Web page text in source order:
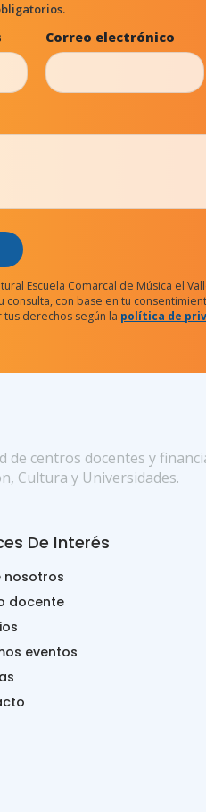
Correo electrónico
Escuela Comarcal de Música el
con base en tu
derechos según la política de
De Interés
nosotros
docente
eventos